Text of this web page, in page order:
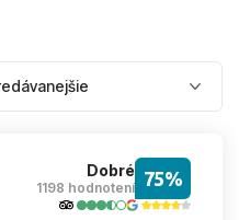
Dobré
1198 hodnotení 75%